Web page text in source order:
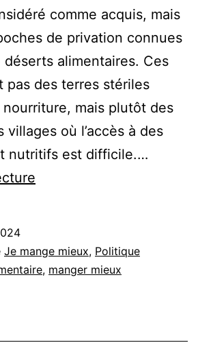
comme acquis, mais
de privation connues
déserts alimentaires. Ces
pas des terres stériles
mais plutôt des
où l’accès à des
nutritifs est difficile.…
Je mange mieux, Politique
, manger mieux